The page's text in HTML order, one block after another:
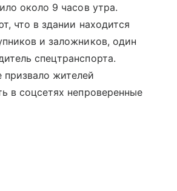
около 9 часов утра.
что в здании находится
и заложников, один
спецтранспорта.
жителей
в соцсетях непроверенные